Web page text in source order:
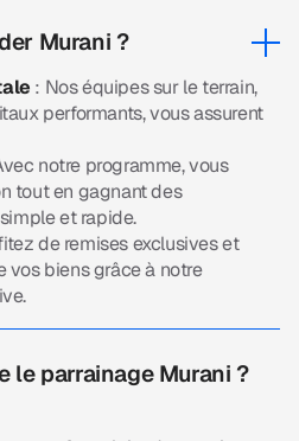
Murani ?
: Nos équipes sur le terrain,
performants, vous assurent
notre programme, vous
tout en gagnant des
et rapide.
de remises exclusives et
vos biens grâce à notre
le parrainage Murani ?